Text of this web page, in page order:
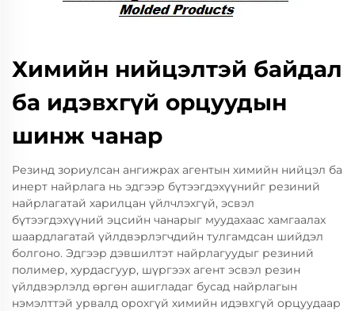
Химийн нийцэлтэй байдал
ба идэвхгүй орцуудын
шинж чанар
Резинд зориулсан ангижрах агентын химийн нийцэл ба
инерт найрлага нь эдгээр бүтээгдэхүүнийг резиний
найрлагатай харилцан үйлчлэхгүй, эсвэл
бүтээгдэхүүний эцсийн чанарыг муудахаас хамгаалах
шаардлагатай үйлдвэрлэгчдийн тулгамдсан шийдэл
болгоно. Эдгээр дэвшилтэт найрлагуудыг резиний
полимер, хурдасгуур, шүргээх агент эсвэл резин
үйлдвэрлэлд өргөн ашигладаг бусад найрлагын
нэмэлттэй урвалд орохгүй химийн идэвхгүй орцуудаар